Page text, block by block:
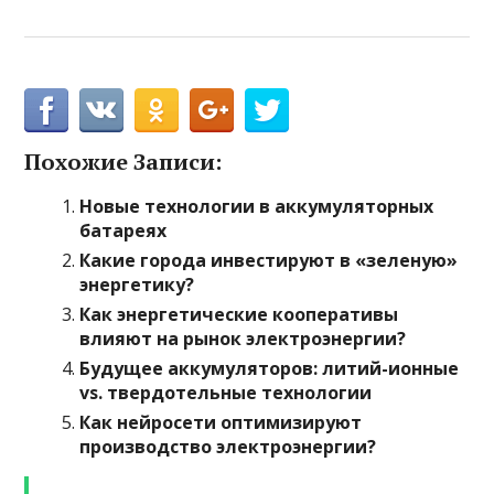
Похожие Записи:
Новые технологии в аккумуляторных
батареях
Какие города инвестируют в «зеленую»
энергетику?
Как энергетические кооперативы
влияют на рынок электроэнергии?
Будущее аккумуляторов: литий-ионные
vs. твердотельные технологии
Как нейросети оптимизируют
производство электроэнергии?